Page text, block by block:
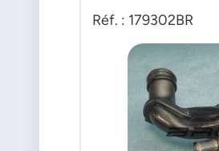
Réf. : 179302BR